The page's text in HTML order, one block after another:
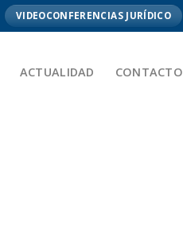
VIDEOCONFERENCIAS JURÍDICO
ACTUALIDAD CONTACTO